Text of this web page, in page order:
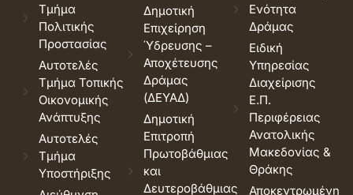
Τμήμα
Πολιτικής
Προστασίας
Αυτοτελές
Τμήμα Τοπικής
Οικονομικής
Ανάπτυξης
Αυτοτελές
Τμήμα
Υποστήριξης
Δημοτική
Επιχείρηση
Ύδρευσης –
Αποχέτευσης
Δράμας
(ΔΕΥΑΔ)
Δημοτική
Επιτροπή
Πρωτοβάθμιας
και
Δευτεροβάθμιας
Ενότητα
Δράμας
Ειδική
Υπηρεσίας
Διαχείρισης
Ε.Π.
Περιφέρειας
Ανατολικής
Μακεδονίας &
Θράκης
Αποκεντρωμένη